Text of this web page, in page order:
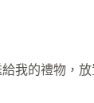
我的禮物，